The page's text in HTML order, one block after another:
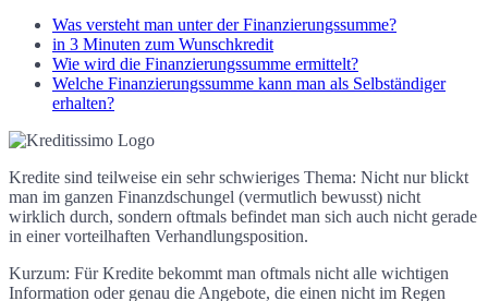
Was versteht man unter der Finanzierungssumme?
in 3 Minuten zum Wunschkredit
Wie wird die Finanzierungssumme ermittelt?
Welche Finanzierungssumme kann man als Selbständiger
erhalten?
Kredite sind teilweise ein sehr schwieriges Thema: Nicht nur blickt
man im ganzen Finanzdschungel (vermutlich bewusst) nicht
wirklich durch, sondern oftmals befindet man sich auch nicht gerade
in einer vorteilhaften Verhandlungsposition.
Kurzum: Für Kredite bekommt man oftmals nicht alle wichtigen
Information oder genau die Angebote, die einen nicht im Regen